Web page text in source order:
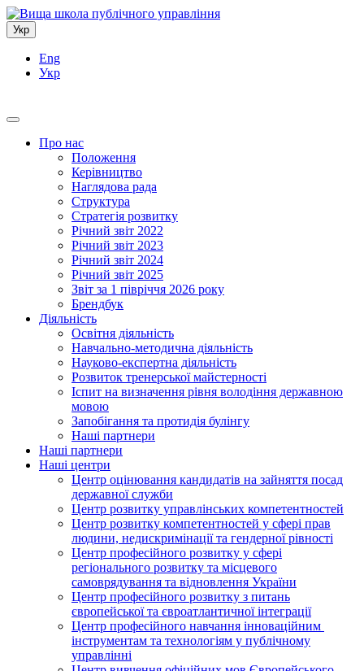
Укр
Eng
Укр
Про нас
Положення
Керівництво
Наглядова рада
Структура
Стратегія розвитку
Річний звіт 2022
Річний звіт 2023
Річний звіт 2024
Річний звіт 2025
Звіт за 1 півріччя 2026 року
Брендбук
Діяльність
Освітня діяльність
Навчально-методична діяльність
Науково-експертна діяльність
Розвиток тренерської майстерності
Іспит на визначення рівня володіння державною
мовою
Запобігання та протидія булінгу
Наші партнери
Наші партнери
Наші центри
Центр оцінювання кандидатів на зайняття посад
державної служби
Центр розвитку управлінських компетентностей
Центр розвитку компетентностей у сфері прав
людини, недискримінації та гендерної рівності
Центр професійного розвитку у сфері
регіонального розвитку та місцевого
самоврядування та відновлення України
Центр професійного розвитку з питань
європейської та євроатлантичної інтеграції
Центр професійного навчання інноваційним
інструментам та технологіям у публічному
управлінні